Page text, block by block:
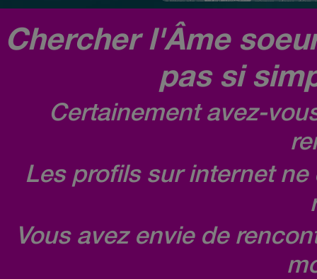
Chercher l'Âme
pas si
Certainement avez-
Les profils sur internet
Vous avez envie de